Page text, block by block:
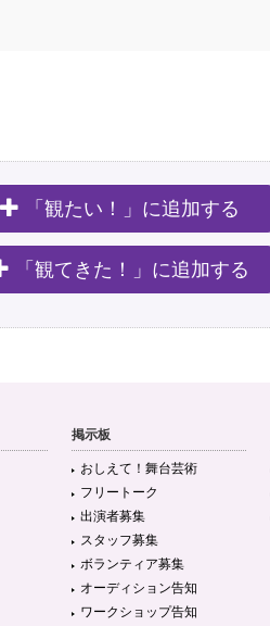
「観たい！」に追加する
「観てきた！」に追加する
掲示板
おしえて！舞台芸術
フリートーク
出演者募集
スタッフ募集
ボランティア募集
オーディション告知
ワークショップ告知